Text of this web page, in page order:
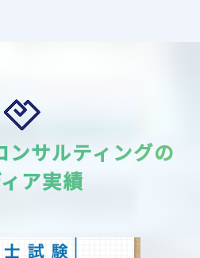
ンサルティングの
ア実績